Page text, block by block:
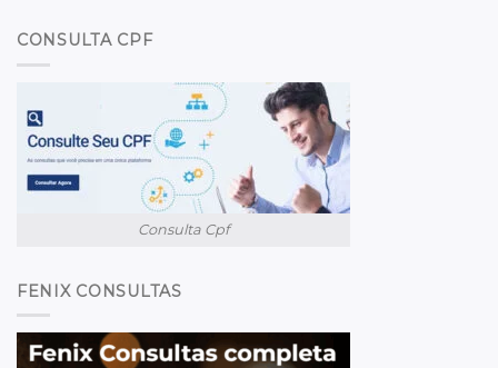
CONSULTA CPF
Consulta Cpf
FENIX CONSULTAS